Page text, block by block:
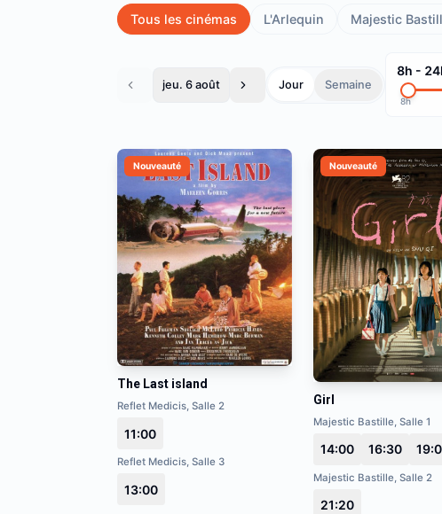
jeu. 6 août Jour Semaine
8h -
8h
Tous les cinémas L'Arlequin Majestic
Nouveauté
The Last island
Reflet Medicis, Salle 2
11:00
Reflet Medicis, Salle 3
13:00
Nouveauté
Girl
Majestic Bastille, Salle 1
14:00 16:30
Majestic Bastille, Salle 2
21:20